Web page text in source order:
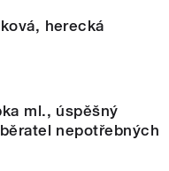
herecká
ml., úspěšný
nepotřebných